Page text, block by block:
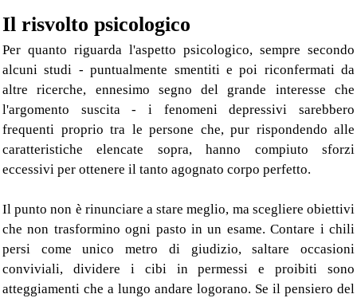
Il risvolto psicologico
Per quanto riguarda l'aspetto psicologico, sempre secondo
alcuni studi - puntualmente smentiti e poi riconfermati da
altre ricerche, ennesimo segno del grande interesse che
l'argomento suscita - i fenomeni depressivi sarebbero
frequenti proprio tra le persone che, pur rispondendo alle
caratteristiche elencate sopra, hanno compiuto sforzi
eccessivi per ottenere il tanto agognato corpo perfetto.
Il punto non è rinunciare a stare meglio, ma scegliere obiettivi
che non trasformino ogni pasto in un esame. Contare i chili
persi come unico metro di giudizio, saltare occasioni
conviviali, dividere i cibi in permessi e proibiti sono
atteggiamenti che a lungo andare logorano. Se il pensiero del